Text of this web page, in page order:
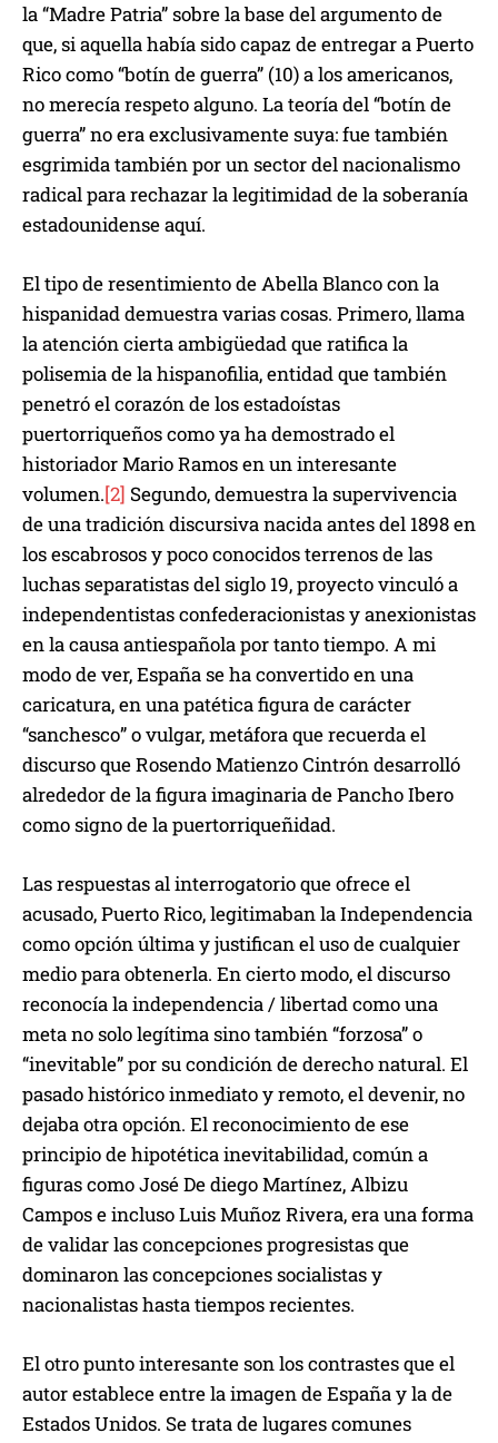
la “Madre Patria” sobre la base del argumento de
que, si aquella había sido capaz de entregar a Puerto
Rico como “botín de guerra” (10) a los americanos,
no merecía respeto alguno. La teoría del “botín de
guerra” no era exclusivamente suya: fue también
esgrimida también por un sector del nacionalismo
radical para rechazar la legitimidad de la soberanía
estadounidense aquí.
El tipo de resentimiento de Abella Blanco con la
hispanidad demuestra varias cosas. Primero, llama
la atención cierta ambigüedad que ratifica la
polisemia de la hispanofilia, entidad que también
penetró el corazón de los estadoístas
puertorriqueños como ya ha demostrado el
historiador Mario Ramos en un interesante
volumen.[2] Segundo, demuestra la supervivencia
de una tradición discursiva nacida antes del 1898 en
los escabrosos y poco conocidos terrenos de las
luchas separatistas del siglo 19, proyecto vinculó a
independentistas confederacionistas y anexionistas
en la causa antiespañola por tanto tiempo. A mi
modo de ver, España se ha convertido en una
caricatura, en una patética figura de carácter
“sanchesco” o vulgar, metáfora que recuerda el
discurso que Rosendo Matienzo Cintrón desarrolló
alrededor de la figura imaginaria de Pancho Ibero
como signo de la puertorriqueñidad.
Las respuestas al interrogatorio que ofrece el
acusado, Puerto Rico, legitimaban la Independencia
como opción última y justifican el uso de cualquier
medio para obtenerla. En cierto modo, el discurso
reconocía la independencia / libertad como una
meta no solo legítima sino también “forzosa” o
“inevitable” por su condición de derecho natural. El
pasado histórico inmediato y remoto, el devenir, no
dejaba otra opción. El reconocimiento de ese
principio de hipotética inevitabilidad, común a
figuras como José De diego Martínez, Albizu
Campos e incluso Luis Muñoz Rivera, era una forma
de validar las concepciones progresistas que
dominaron las concepciones socialistas y
nacionalistas hasta tiempos recientes.
El otro punto interesante son los contrastes que el
autor establece entre la imagen de España y la de
Estados Unidos. Se trata de lugares comunes